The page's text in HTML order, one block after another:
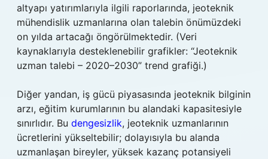
altyapı yatırımlarıyla ilgili raporlarında, jeoteknik
mühendislik uzmanlarına olan talebin önümüzdeki
on yılda artacağı öngörülmektedir. (Veri
kaynaklarıyla desteklenebilir grafikler: “Jeoteknik
uzman talebi – 2020–2030” trend grafiği.)
Diğer yandan, iş gücü piyasasında jeoteknik bilginin
arzı, eğitim kurumlarının bu alandaki kapasitesiyle
sınırlıdır. Bu dengesizlik, jeoteknik uzmanlarının
ücretlerini yükseltebilir; dolayısıyla bu alanda
uzmanlaşan bireyler, yüksek kazanç potansiyeli